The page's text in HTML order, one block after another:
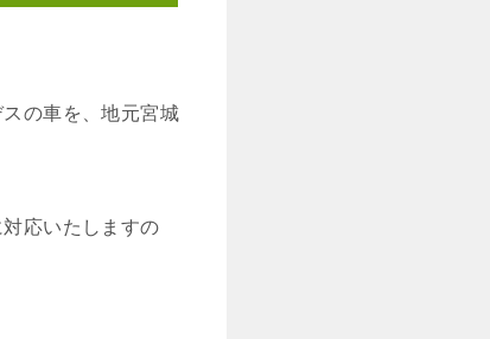
の車を、地元宮城
応いたしますの